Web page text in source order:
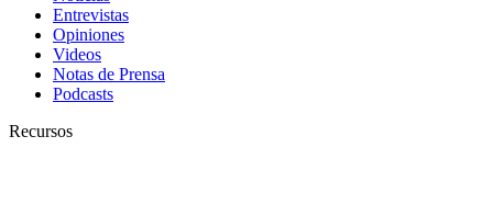
Entrevistas
Opiniones
Videos
Notas de Prensa
Podcasts
Recursos